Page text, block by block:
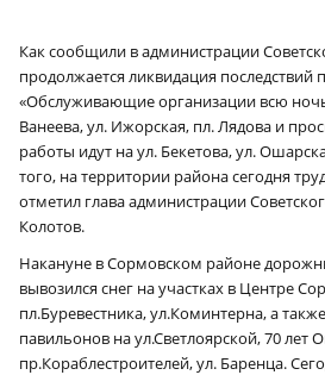
Как сообщили в администрации
продолжается ликвидация последствий
«Обслуживающие организации всю
Ванеева, ул. Ижорская, пл. Лядова и
работы идут на ул. Бекетова, ул.
того, на территории района сегодня
отметил глава администрации
Колотов.
Накануне в Сормовском районе
вывозился снег на участках в Центре
пл.Буревестника, ул.Коминтерна, а
павильонов на ул.Светлоярской, 70 лет
пр.Кораблестроителей, ул. Баренца.